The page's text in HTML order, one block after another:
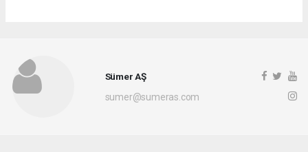
Sümer AŞ
sumer@sumeras.com